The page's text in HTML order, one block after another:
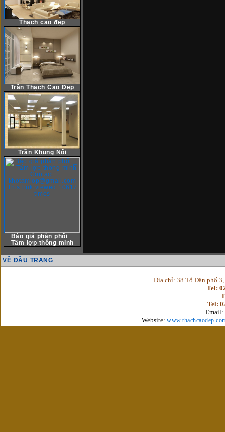
Thạch cao đẹp
Trần Thạch Cao Đẹp
Trần Khung Nổi
Báo giá phân phối _
Tấm lợp thông minh
VỀ ĐẦU TRANG
Địa chỉ: 38 Tổ Dân phố
Tel:
Tel:
Email:
Website: